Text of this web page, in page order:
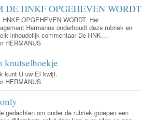
DE HNKF OPGEHEVEN WORDT
OPGEHEVEN WORDT. Het
Hermanus onderhoudt deze rubriek en
inhoudelijk commentaar De HNK…
HERMANUS
knutselhoekje
kunt U uw EI kwijt.
HERMANUS
gedachten om onder de rubriek groepen een